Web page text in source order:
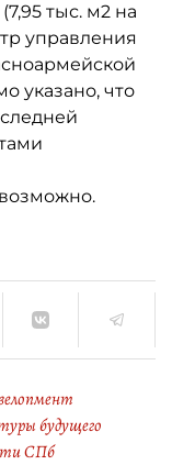
тыс. м2 на
управления
указано, что
будущего
СПб